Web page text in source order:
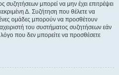
συζητήσεων μπορεί να μην έχει επιτρέψει
Δ. Συζήτηση που θέλετε να
ομάδες μπορούν να προσθέτουν
του συστήματος συζητήσεων εάν
λόγο που δεν μπορείτε να προσθέσετε